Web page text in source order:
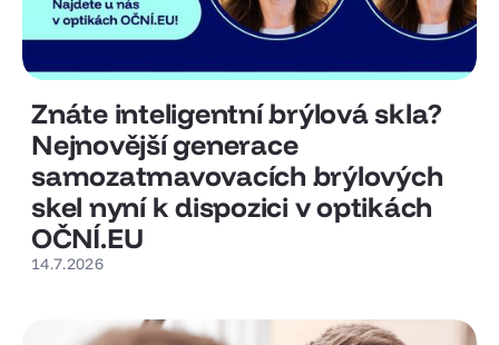
Znáte inteligentní brýlová skla?
Nejnovější generace
samozatmavovacích brýlových
skel nyní k dispozici v optikách
OČNÍ.EU
14.7.2026